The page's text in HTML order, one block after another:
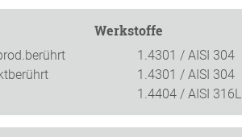
Werkstoffe
1.4301 / AISI 304
1.4301 / AISI 304
1.4404 / AISI 316L